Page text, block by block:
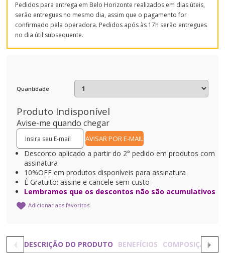
Pedidos para entrega em Belo Horizonte realizados em dias úteis,
serão entregues no mesmo dia, assim que o pagamento for
confirmado pela operadora. Pedidos após às 17h serão entregues
no dia útil subsequente.
Quantidade
Produto Indisponível
Avise-me quando chegar
Desconto aplicado a partir do 2° pedido em produtos com
assinatura
10%OFF em produtos disponíveis para assinatura
É Gratuito: assine e cancele sem custo
Lembramos que os descontos não são acumulativos
Adicionar aos favoritos
DESCRIÇÃO DO PRODUTO BENEFÍCIOS COMPOSIÇÃO